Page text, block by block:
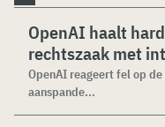
OpenAI haalt
rechtszaak met
OpenAI reageert fel op
aanspande...